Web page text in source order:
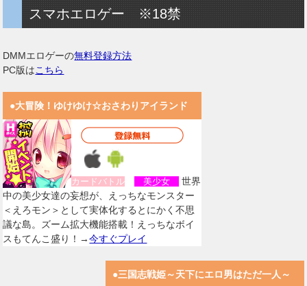
スマホエロゲー ※18禁
DMMエロゲーの無料登録方法
PC版はこちら
●大冒険！ゆけゆけ☆おさわりアイランド
カードバトル 美少女
世界
中の美少女達の妄想が、えっちなモンスター
＜えろモン＞として実体化するとにかく不思
議な島。ズーム拡大機能搭載！えっちなボイ
スもてんこ盛り！→今すぐプレイ
●三国志戦姫～天下にエロ男はただ一人～